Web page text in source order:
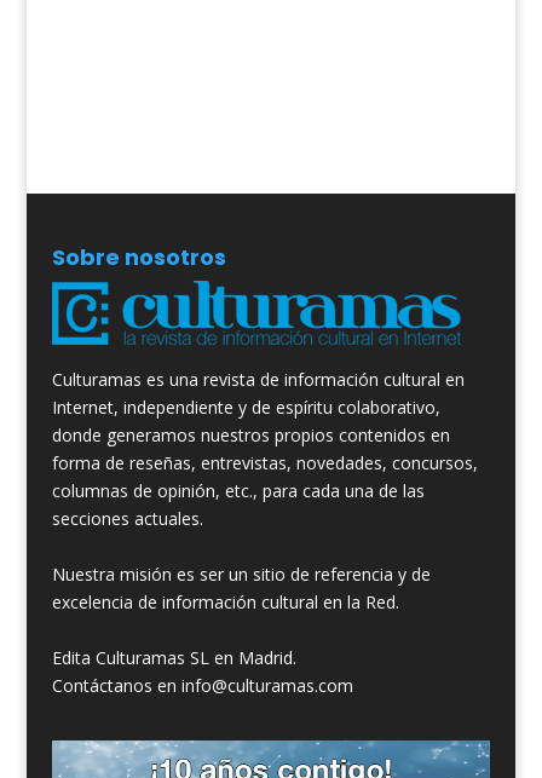
Sobre nosotros
Culturamas es una revista de información cultural en
Internet, independiente y de espíritu colaborativo,
donde generamos nuestros propios contenidos en
forma de reseñas, entrevistas, novedades, concursos,
columnas de opinión, etc., para cada una de las
secciones actuales.
Nuestra misión es ser un sitio de referencia y de
excelencia de información cultural en la Red.
Edita Culturamas SL en Madrid.
Contáctanos en info@culturamas.com